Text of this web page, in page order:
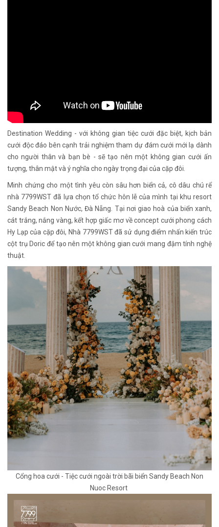
Destination Wedding - với không gian tiệc cưới đặc biệt, kịch bản
cưới độc đáo bên cạnh trải nghiệm tham dự đám cưới mới lạ dành
cho người thân và bạn bè - sẽ tạo nên một không gian cưới ấn
tượng, thân mật và ý nghĩa cho ngày trọng đại của cặp đôi.
Minh chứng cho một tình yêu còn sâu hơn biển cả, cô dâu chú rể
nhà 7799WST đã lựa chọn tổ chức hôn lễ của mình tại khu resort
Sandy Beach Non Nước, Đà Nẵng. Tại nơi giao hoà của biển xanh,
cát trắng, nắng vàng, kết hợp giấc mơ về concept cưới phong cách
Hy Lạp của cặp đôi, Nhà 7799WST đã sử dụng điểm nhấn kiến trúc
cột trụ Doric để tạo nên một không gian cưới mang đậm tính nghệ
thuật.
Cổng hoa cưới - Tiệc cưới ngoài trời bãi biển Sandy Beach Non
Nuoc Resort